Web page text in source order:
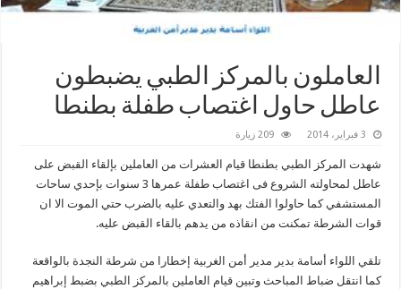
العاملون بالمركز الطبي يضبطون
عاطل حاول اغتصاب طفلة بطنطا
3 فبراير، 2014 209 زيارة
شهدت المركز الطبي بطنطا قيام العشرات من العاملين بإلقاء القبض على
عاطل لمحاولته الشروع فى اغتصاب طفلة عمرها 3 سنوات بإحدي ساحات
المستشفي كما حاولوا الفتك بهد والتعدي عليه بالضرب حتي الموت الا ان
قوات الشرطة تمكنت من انقاذه من يدهم بالقاء القبض عليه.
تلقي اللواء أسامة بدير مدير أمن الغربية إخطارا من شرطة النجدة بالواقعة
كما انتقل ضباط المباحث وتبين قيام العاملين بالمركز الطبي بضبط إبراهيم